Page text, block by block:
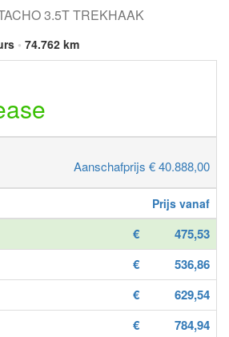
3.5T TREKHAAK
• 74.762 km
Aanschafprijs € 40.888,00
Prijs vanaf
€
475,53
€
536,86
€
629,54
€ 784,94